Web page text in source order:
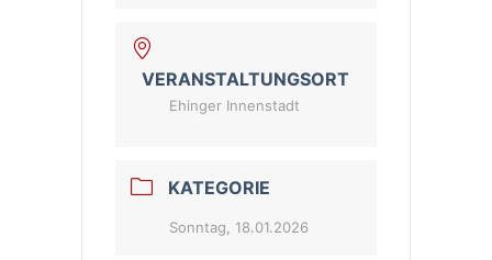
VERANSTALTUNGSORT
Ehinger Innenstadt
KATEGORIE
Sonntag, 18.01.2026